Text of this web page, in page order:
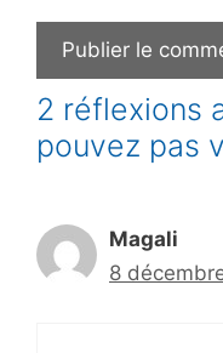
2 réflexions
pouvez pas
Magali
8